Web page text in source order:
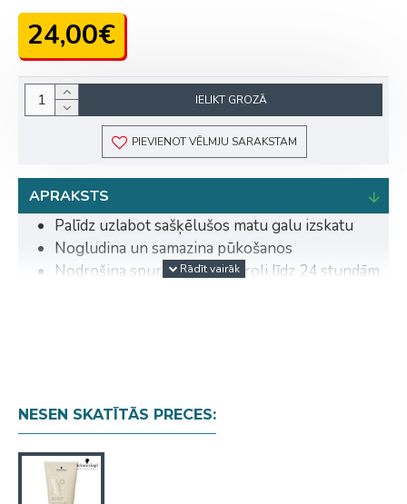
24,00€
IELIKT GROZĀ
PIEVIENOT VĒLMJU SARAKSTAM
APRAKSTS
Palīdz uzlabot sašķēlušos matu galu izskatu
Nogludina un samazina pūkošanos
Nodrošina spurošanās kontroli līdz 24 stundām
paliekas
Nodrošina aizsardzību pret karstumu līdz 230 °C
NESEN SKATĪTĀS PRECES: